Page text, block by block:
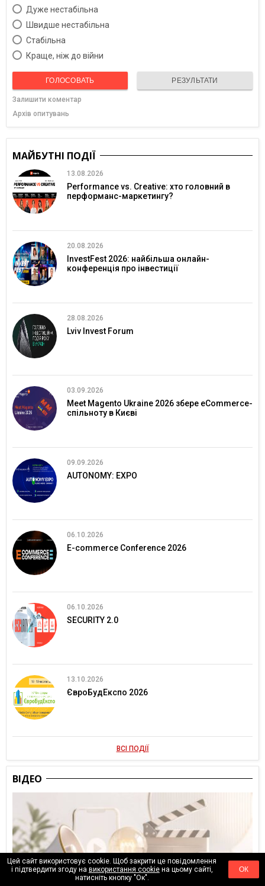
Дуже нестабільна
Швидше нестабільна
Cтабільна
Краще, ніж до війни
ГОЛОСОВАТЬ РЕЗУЛЬТАТИ
Залишити коментар
Архів опитувань
МАЙБУТНІ ПОДІЇ
13.08.2026
Performance vs. Creative: хто головний в
перформанс-маркетингу?
20.08.2026
InvestFest 2026: найбільша онлайн-
конференція про інвестиції
28.08.2026
Lviv Invest Forum
03.09.2026
Meet Magento Ukraine 2026 збере eCommerce-
спільноту в Києві
09.09.2026
AUTONOMY: EXPO
06.10.2026
E-commerce Conference 2026
06.10.2026
SECURITY 2.0
13.10.2026
ЄвроБудЕкспо 2026
ВСІ ПОДІЇ
ВІДЕО
Цей сайт використовує cookie. Щоб закрити це повідомлення
і підтвердити згоду на використання cookieна цьому сайті,
натисніть кнопку "Ок".
ОК